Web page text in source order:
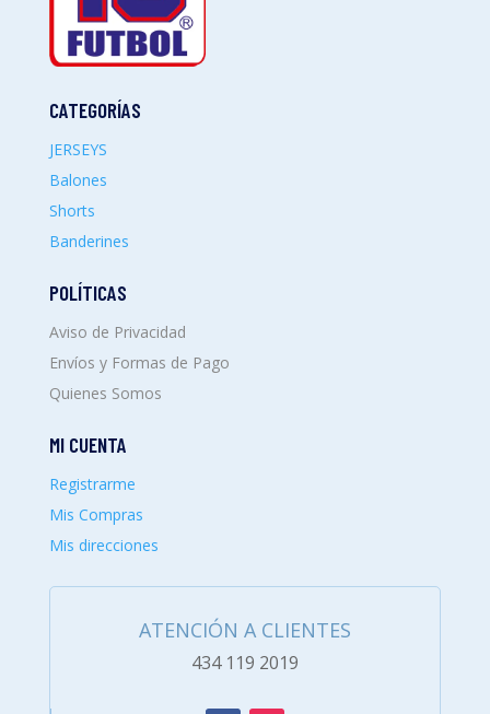
CATEGORÍAS
JERSEYS
Balones
Shorts
Banderines
POLÍTICAS
Aviso de Privacidad
Envíos y Formas de Pago
Quienes Somos
MI CUENTA
Registrarme
Mis Compras
Mis direcciones
ATENCIÓN A CLIENTES
434 119 2019